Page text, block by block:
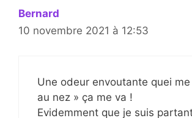
Bernard
10 novembre 2021 à 12:53
Une odeur envoutante quei me
au nez » ça me va !
Evidemment que je suis